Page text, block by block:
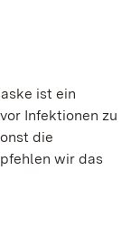
ist ein
Infektionen zu
die
wir das